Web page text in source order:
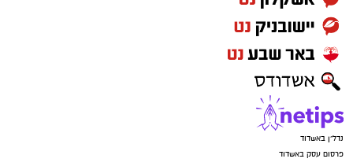
נדל"ן באשדוד
פרסום עסק באשדוד